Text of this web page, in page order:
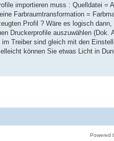
importieren muss : Quelldatei
Farbraumtransformation =
Profil ? Wäre es logisch
Druckerprofile auszuwählen
Treiber sind gleich mit den
können Sie etwas Licht in
Powered